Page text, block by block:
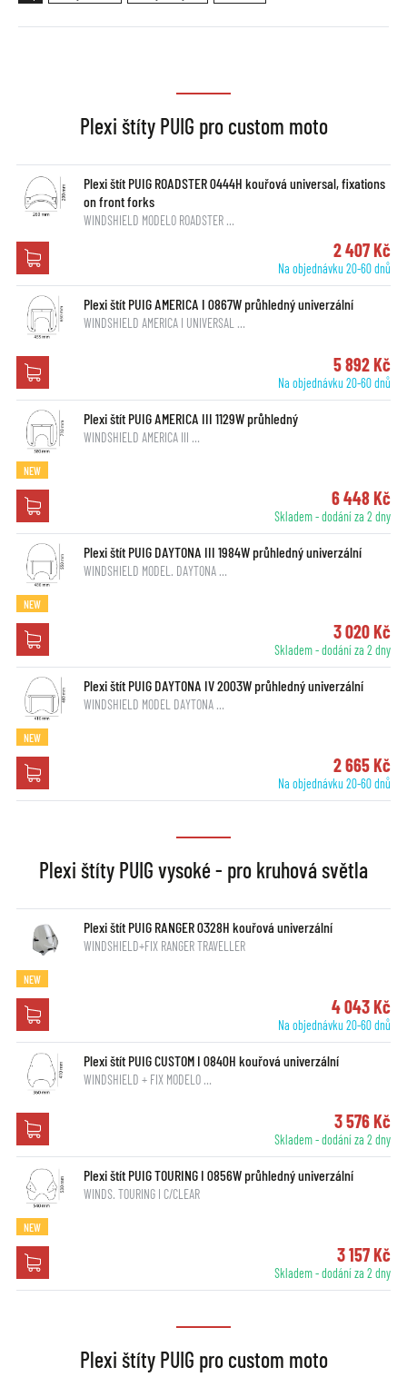
Plexi štíty PUIG pro custom moto
Plexi štít PUIG ROADSTER 0444H kouřová universal, fixations
on front forks
WINDSHIELD MODELO ROADSTER …
2 407 Kč
Na objednávku 20-60 dnů
Plexi štít PUIG AMERICA I 0867W průhledný univerzální
WINDSHIELD AMERICA I UNIVERSAL …
5 892 Kč
Na objednávku 20-60 dnů
Plexi štít PUIG AMERICA III 1129W průhledný
WINDSHIELD AMERICA III …
NEW
6 448 Kč
Skladem - dodání za 2 dny
Plexi štít PUIG DAYTONA III 1984W průhledný univerzální
WINDSHIELD MODEL. DAYTONA …
NEW
3 020 Kč
Skladem - dodání za 2 dny
Plexi štít PUIG DAYTONA IV 2003W průhledný univerzální
WINDSHIELD MODEL DAYTONA …
NEW
2 665 Kč
Na objednávku 20-60 dnů
Plexi štíty PUIG vysoké - pro kruhová světla
Plexi štít PUIG RANGER 0328H kouřová univerzální
WINDSHIELD+FIX RANGER TRAVELLER
NEW
4 043 Kč
Na objednávku 20-60 dnů
Plexi štít PUIG CUSTOM I 0840H kouřová univerzální
WINDSHIELD + FIX MODELO …
3 576 Kč
Skladem - dodání za 2 dny
Plexi štít PUIG TOURING I 0856W průhledný univerzální
WINDS. TOURING I C/CLEAR
NEW
3 157 Kč
Skladem - dodání za 2 dny
Plexi štíty PUIG pro custom moto